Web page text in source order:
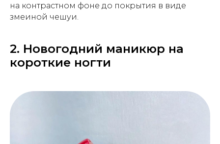
на контрастном фоне до покрытия в виде
змеиной чешуи.
2. Новогодний маникюр на
короткие ногти